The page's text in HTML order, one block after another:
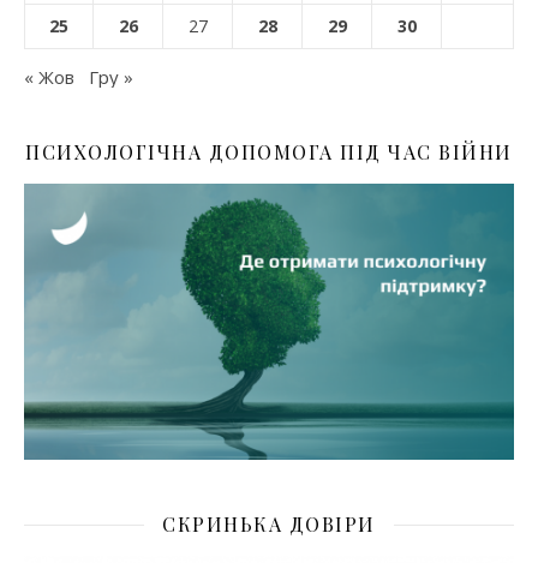
25 26 27 28 29 30
« Жов Гру »
ПСИХОЛОГІЧНА ДОПОМОГА ПІД ЧАС ВІЙНИ
СКРИНЬКА ДОВІРИ